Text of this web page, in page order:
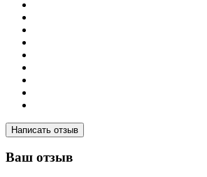
Написать отзыв
Ваш отзыв